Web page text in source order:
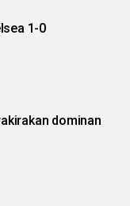
1-0
dominan